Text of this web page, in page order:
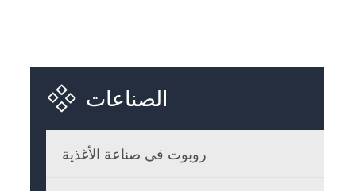
 الصناعات
روبوت في صناعة الأغذية